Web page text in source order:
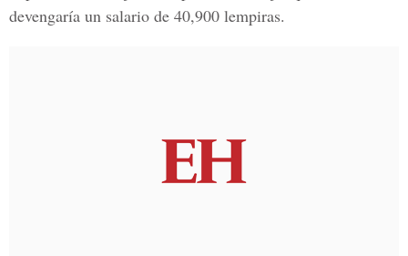
devengaría un salario de 40,900 lempiras.